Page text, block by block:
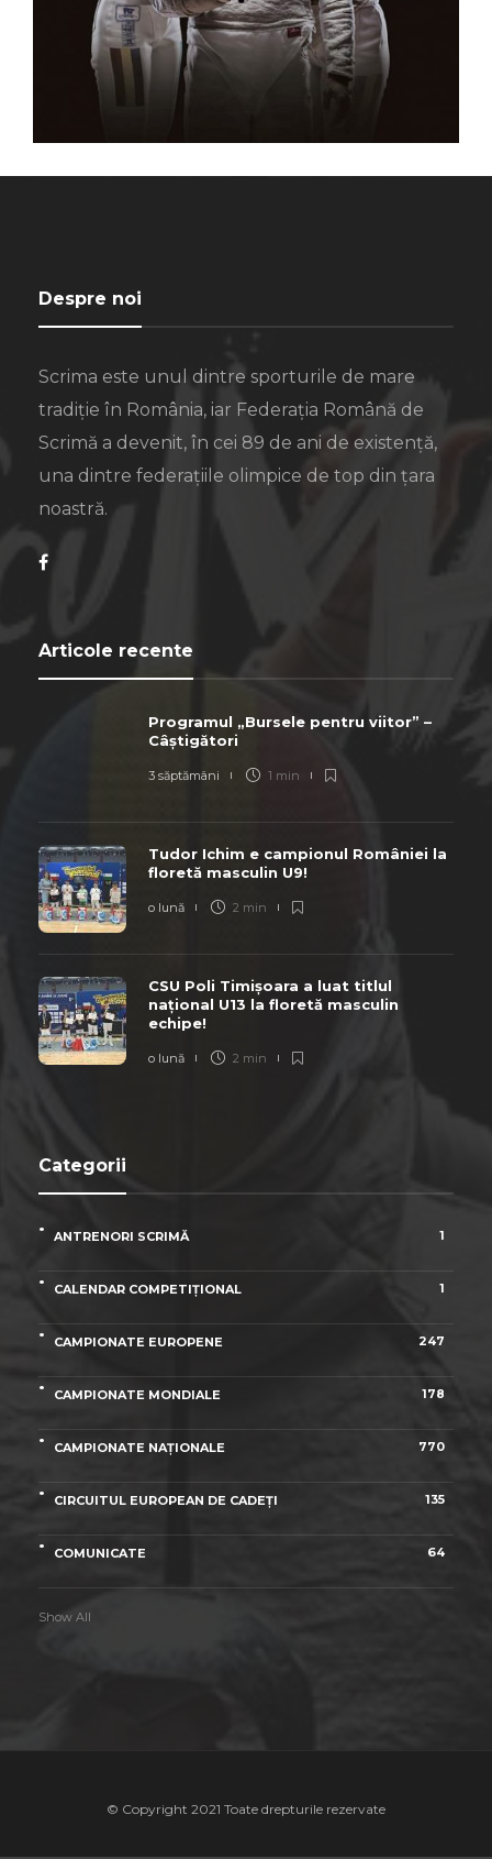
Despre noi
Scrima este unul dintre sporturile de mare
tradiție în România, iar Federația Română de
Scrimă a devenit, în cei 89 de ani de existență,
una dintre federațiile olimpice de top din țara
noastră.
Articole recente
Programul „Bursele pentru viitor” –
Câștigători
3 săptămâni 1 min
Tudor Ichim e campionul României la
floretă masculin U9!
o lună 2 min
CSU Poli Timișoara a luat titlul
național U13 la floretă masculin
echipe!
o lună 2 min
Categorii
ANTRENORI SCRIMĂ 1
CALENDAR COMPETIȚIONAL 1
CAMPIONATE EUROPENE 247
CAMPIONATE MONDIALE 178
CAMPIONATE NAȚIONALE 770
CIRCUITUL EUROPEAN DE CADEȚI 135
COMUNICATE 64
Show All
© Copyright 2021 Toate drepturile rezervate